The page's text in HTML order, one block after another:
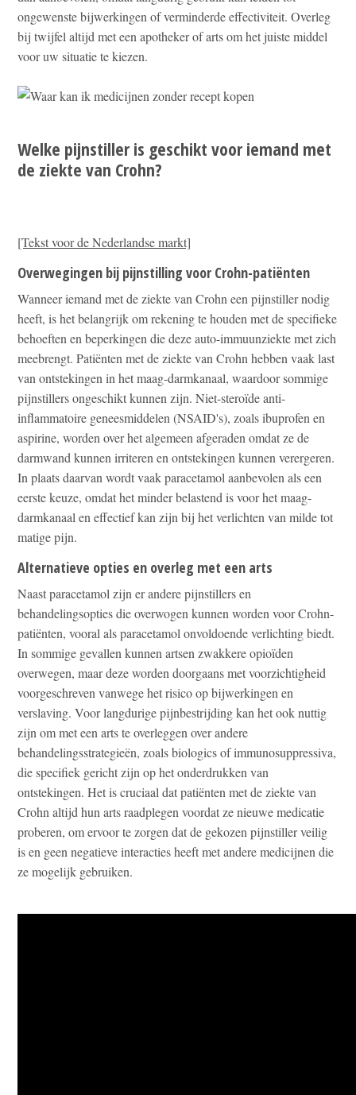
ongewenste bijwerkingen of verminderde effectiviteit. Overleg
bij twijfel altijd met een apotheker of arts om het juiste middel
voor uw situatie te kiezen.
Welke pijnstiller is geschikt voor iemand met
de ziekte van Crohn?
[Tekst voor de Nederlandse markt]
Overwegingen bij pijnstilling voor Crohn-patiënten
Wanneer iemand met de ziekte van Crohn een pijnstiller nodig
heeft, is het belangrijk om rekening te houden met de specifieke
behoeften en beperkingen die deze auto-immuunziekte met zich
meebrengt. Patiënten met de ziekte van Crohn hebben vaak last
van ontstekingen in het maag-darmkanaal, waardoor sommige
pijnstillers ongeschikt kunnen zijn. Niet-steroïde anti-
inflammatoire geneesmiddelen (NSAID's), zoals ibuprofen en
aspirine, worden over het algemeen afgeraden omdat ze de
darmwand kunnen irriteren en ontstekingen kunnen verergeren.
In plaats daarvan wordt vaak paracetamol aanbevolen als een
eerste keuze, omdat het minder belastend is voor het maag-
darmkanaal en effectief kan zijn bij het verlichten van milde tot
matige pijn.
Alternatieve opties en overleg met een arts
Naast paracetamol zijn er andere pijnstillers en
behandelingsopties die overwogen kunnen worden voor Crohn-
patiënten, vooral als paracetamol onvoldoende verlichting biedt.
In sommige gevallen kunnen artsen zwakkere opioïden
overwegen, maar deze worden doorgaans met voorzichtigheid
voorgeschreven vanwege het risico op bijwerkingen en
verslaving. Voor langdurige pijnbestrijding kan het ook nuttig
zijn om met een arts te overleggen over andere
behandelingsstrategieën, zoals biologics of immunosuppressiva,
die specifiek gericht zijn op het onderdrukken van
ontstekingen. Het is cruciaal dat patiënten met de ziekte van
Crohn altijd hun arts raadplegen voordat ze nieuwe medicatie
proberen, om ervoor te zorgen dat de gekozen pijnstiller veilig
is en geen negatieve interacties heeft met andere medicijnen die
ze mogelijk gebruiken.